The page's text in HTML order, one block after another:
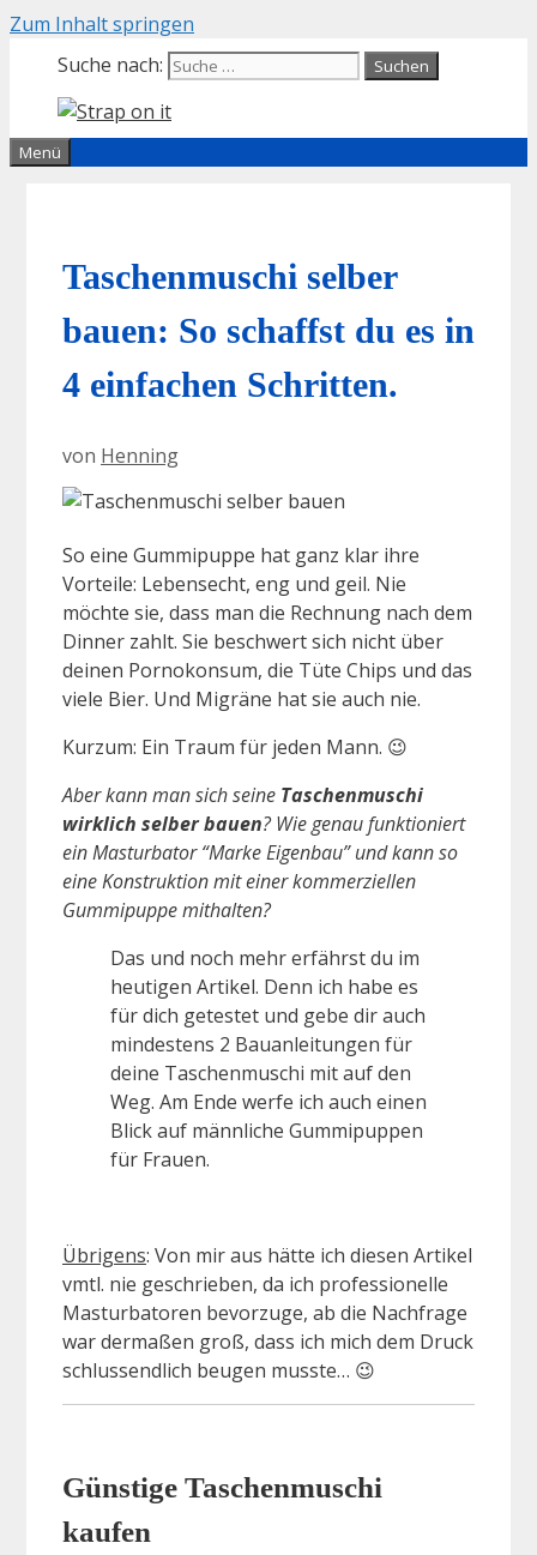
Zum Inhalt springen
Suche nach:
Menü
Taschenmuschi selber
bauen: So schaffst du es in
4 einfachen Schritten.
von Henning
So eine Gummipuppe hat ganz klar ihre
Vorteile: Lebensecht, eng und geil. Nie
möchte sie, dass man die Rechnung nach dem
Dinner zahlt. Sie beschwert sich nicht über
deinen Pornokonsum, die Tüte Chips und das
viele Bier. Und Migräne hat sie auch nie.
Kurzum: Ein Traum für jeden Mann. 😉
Aber kann man sich seine Taschenmuschi
wirklich selber bauen? Wie genau funktioniert
ein Masturbator “Marke Eigenbau” und kann so
eine Konstruktion mit einer kommerziellen
Gummipuppe mithalten?
Das und noch mehr erfährst du im
heutigen Artikel. Denn ich habe es
für dich getestet und gebe dir auch
mindestens 2 Bauanleitungen für
deine Taschenmuschi mit auf den
Weg. Am Ende werfe ich auch einen
Blick auf männliche Gummipuppen
für Frauen.
Übrigens: Von mir aus hätte ich diesen Artikel
vmtl. nie geschrieben, da ich professionelle
Masturbatoren bevorzuge, ab die Nachfrage
war dermaßen groß, dass ich mich dem Druck
schlussendlich beugen musste… 😉
Günstige Taschenmuschi
kaufen